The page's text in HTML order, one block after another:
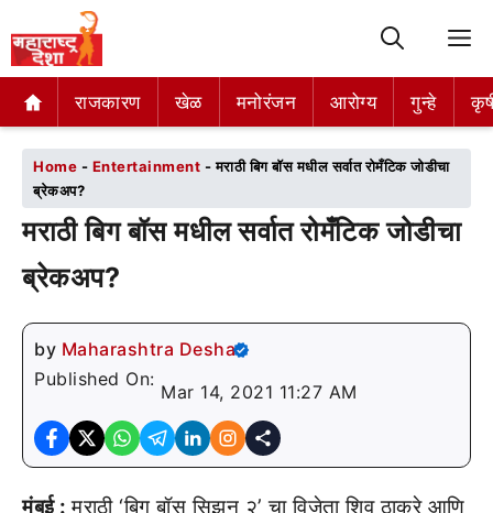
राजकारण खेळ मनोरंजन आरोग्य गुन्हे
राजकारण खेळ मनोरंजन आरोग्य गुन्हे
Home - Entertainment -मराठी बिग बॉस मधील सर्वात रोमँटिक जोडीचा
ब्रेकअप?
मराठी बिग बॉस मधील सर्वात रोमँटिक जोडीचा
ब्रेकअप?
by Maharashtra Desha
Published On:
Mar 14, 2021 11:27 AM
मुंबई :मराठी ‘बिग बॉस सिझन २’ चा विजेता शिव ठाकरे आणि